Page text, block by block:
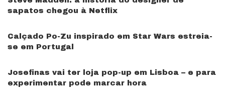
sapatos chegou à Netflix
Calçado Po-Zu inspirado em Star Wars estreia-
se em Portugal
Josefinas vai ter loja pop-up em Lisboa – e para
experimentar pode marcar hora